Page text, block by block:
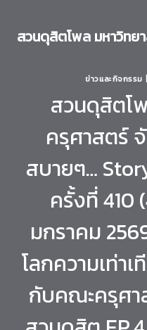
content
สวนดุสิตโพล มหาวิทย
ข่าวและกิจกรรม
สวนดุสิตโ
ครุศาสตร์
สบายๆ…
ครั้งที่ 410
มกราคม
โลกความเท่า
กับคณะครุศา